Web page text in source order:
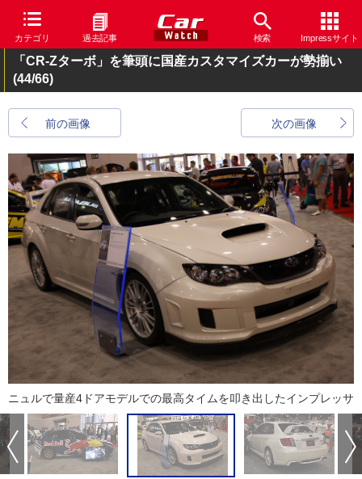
カテゴリ 過去記事 検索 Impressサイト
「CR-Zターボ」を筆頭に国産カスタマイズカーが勢揃い
(44/66)
前の画像 次の画像
ニュルで量産4ドアモデルでの最高タイムを叩き出したインプレッサ